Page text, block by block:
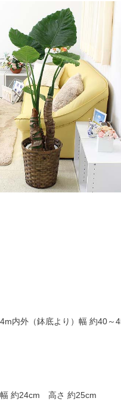
内外（鉢底より）幅 約40～
約24cm 高さ 約25cm